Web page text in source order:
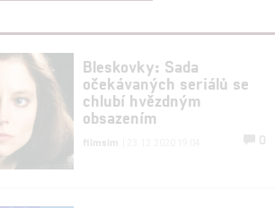
Bleskovky: Sada
očekávaných seriálů se
chlubí hvězdným
obsazením
filmsim 0